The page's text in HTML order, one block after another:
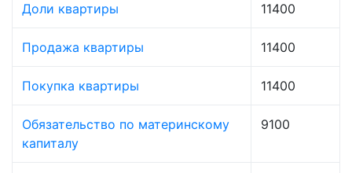
Доли квартиры 11400
Продажа квартиры 11400
Покупка квартиры 11400
Обязательство по материнскому
капиталу
9100